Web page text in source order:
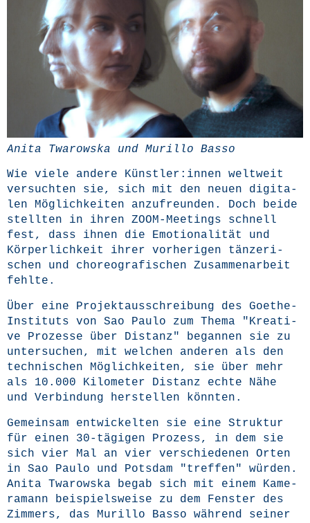
Ani­ta Twa­rows­ka und Mur­il­lo Basso
Wie vie­le ande­re Künstler:innen welt­weit
ver­such­ten sie, sich mit den neu­en digi­ta­
len Mög­lich­kei­ten anzu­freun­den. Doch bei­de
stell­ten in ihren ZOOM-Mee­tings schnell
fest, dass ihnen die Emo­tio­na­li­tät und
Kör­per­lich­keit ihrer vor­he­ri­gen tän­ze­ri­
schen und cho­reo­gra­fi­schen Zusam­men­ar­beit
fehlte.
Über eine Pro­jekt­aus­schrei­bung des Goe­the-
Insti­tuts von Sao Pau­lo zum The­ma "Krea­ti­
ve Pro­zes­se über Distanz" began­nen sie zu
unter­su­chen, mit wel­chen ande­ren als den
tech­ni­schen Mög­lich­kei­ten, sie über mehr
als 10.000 Kilo­me­ter Distanz ech­te Nähe
und Ver­bin­dung her­stel­len könnten.
Gemein­sam ent­wi­ckel­ten sie eine Struk­tur
für einen 30-tägi­gen Pro­zess, in dem sie
sich vier Mal an vier ver­schie­de­nen Orten
in Sao Pau­lo und Pots­dam "tref­fen" wür­den.
Ani­ta Twa­rows­ka begab sich mit einem Kame­
ra­mann bei­spiels­wei­se zu dem Fens­ter des
Zim­mers, das Mur­il­lo Bas­so wäh­rend sei­ner